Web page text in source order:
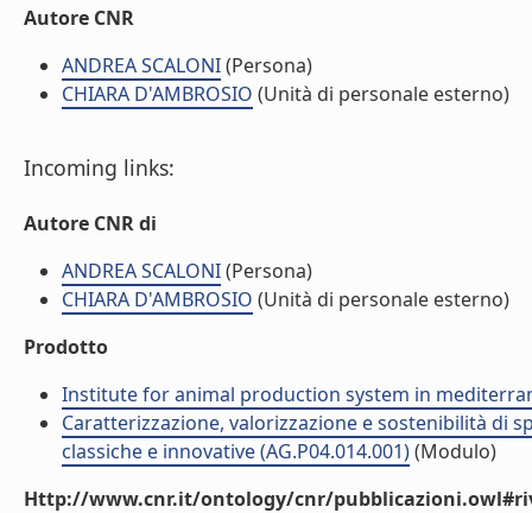
Autore CNR
ANDREA SCALONI(Persona)
CHIARA D'AMBROSIO (Unità di personale esterno)
Incoming links:
Autore CNR di
ANDREA SCALONI(Persona)
CHIARA D'AMBROSIO (Unità di personale esterno)
Prodotto
Institute for animal production system in
Caratterizzazione, valorizzazione e sostenibilità di
classiche e innovative (AG.P04.014.001)(Modulo)
Http://www.cnr.it/ontology/cnr/